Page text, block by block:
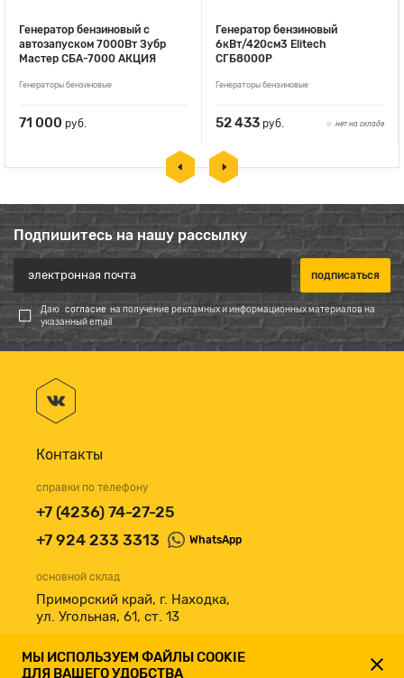
Генератор бензиновый с
автозапуском 7000Вт Зубр
Мастер СБА-7000 АКЦИЯ
Генераторы бензиновые
71 000 руб.
Генератор бензиновый
6кВт/420см3 Elitech
СГБ8000Р
Генераторы бензиновые
52 433 руб. нет на складе
Подпишитесь на нашу рассылку
Даю согласие на получение рекламных и информационных материалов на
указанный email
Контакты
справки по телефону
+7 (4236) 74-27-25
+7 924 233 3313
WhatsApp
основной склад
Приморский край, г. Находка,
ул. Угольная, 61, ст. 13
принимаем к оплате
МЫ ИСПОЛЬЗУЕМ ФАЙЛЫ COOKIE
ДЛЯ ВАШЕГО УДОБСТВА